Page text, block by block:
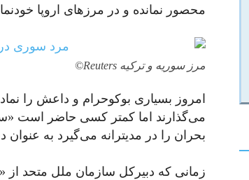
محصور نمانده و در مرزهای اروپا
مرز سوریه و ترکیه Reuters©
امروز بسیاری بوکوحرام و داعش را
می‌گذارند اما کمتر کسی حاضر است
بحران را در مدیترانه می‌گیرد به
زمانی که دبیرکل سازمان ملل متحد